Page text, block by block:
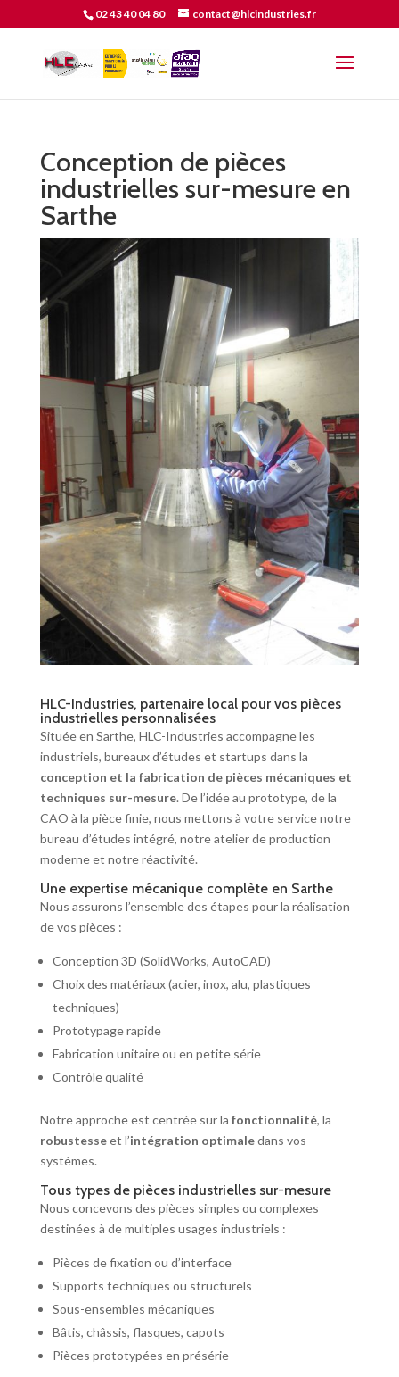
02 43 40 04 80 contact@hlcindustries.fr
Conception de pièces
industrielles sur-mesure en
Sarthe
HLC-Industries, partenaire local pour vos pièces
industrielles personnalisées
Située en Sarthe, HLC-Industries accompagne les
industriels, bureaux d’études et startups dans la
conception et la fabrication de pièces mécaniques et
techniques sur-mesure. De l’idée au prototype, de la
CAO à la pièce finie, nous mettons à votre service notre
bureau d’études intégré, notre atelier de production
moderne et notre réactivité.
Une expertise mécanique complète en Sarthe
Nous assurons l’ensemble des étapes pour la réalisation
de vos pièces :
Conception 3D (SolidWorks, AutoCAD)
Choix des matériaux (acier, inox, alu, plastiques
techniques)
Prototypage rapide
Fabrication unitaire ou en petite série
Contrôle qualité
Notre approche est centrée sur la fonctionnalité, la
robustesseet l’intégration optimaledans vos
systèmes.
Tous types de pièces industrielles sur-mesure
Nous concevons des pièces simples ou complexes
destinées à de multiples usages industriels :
Pièces de fixation ou d’interface
Supports techniques ou structurels
Sous-ensembles mécaniques
Bâtis, châssis, flasques, capots
Pièces prototypées en présérie